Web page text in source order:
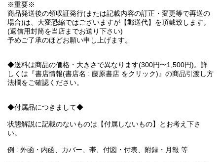
※重要※
商品発送後の領収証発行(または記載内容の訂正・変更等で再送の
場合)は、大変恐縮ではございますが【郵送代】を頂戴致します。
(返信用封筒を当店までお送り下さい)
予めご了承のほどお願い申し上げます。
◆送料は商品の価格・大きさで異なります(300円〜1,500円)。詳
しくは『書店情報(書店名 : 藤原書店 をクリック)』の商品引渡し方
法欄をご確認ください。
◆付属品につきまして◆
状態解説に記載のないものは【付属しないもの】とお考え下さ
い。
例 : 外函・内函、カバー、帯、付図・付表、附録・月報 等